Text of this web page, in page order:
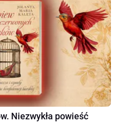
Niezwykła powieść